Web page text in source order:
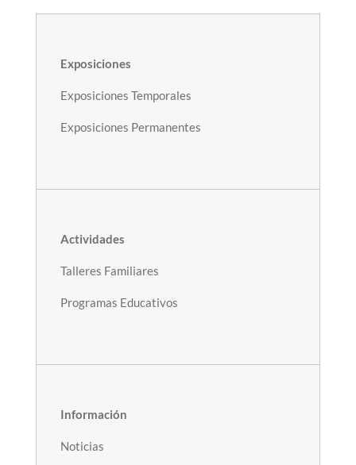
Exposiciones
Exposiciones Temporales
Exposiciones Permanentes
Actividades
Talleres Familiares
Programas Educativos
Información
Noticias